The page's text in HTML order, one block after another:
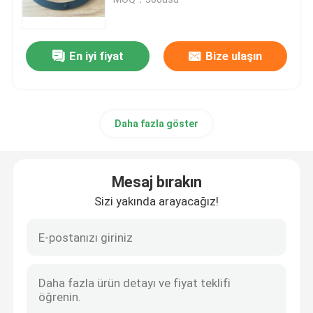
Yağ Dudak Keçesi
O-ring mühür
En iyi fiyat Bize ulaşın
Daha fazla göster
Mesaj bırakın
Sizi yakında arayacağız!